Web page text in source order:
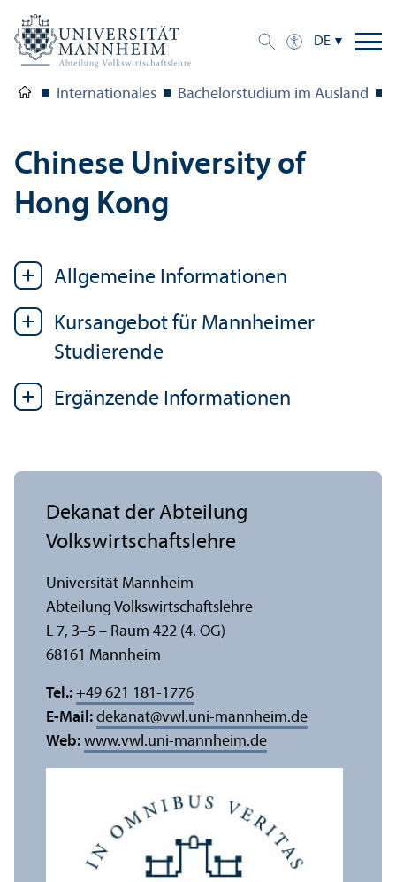
DE
Internationales Bachelor­studium im Ausland
Chinese University of
Hong Kong
Allgemeine Informationen
Kursangebot für Mannheimer
Studierende
Ergänzende Informationen
Dekanat der Abteilung
Volkswirtschafts­lehre
Universität Mannheim
Abteilung Volkswirtschafts­lehre
L 7, 3–5 – Raum 422 (4. OG)
68161 Mannheim
Tel.: +49 621 181-1776
E-Mail: dekanat@vwl.uni-mannheim.de
Web: www.vwl.uni-mannheim.de